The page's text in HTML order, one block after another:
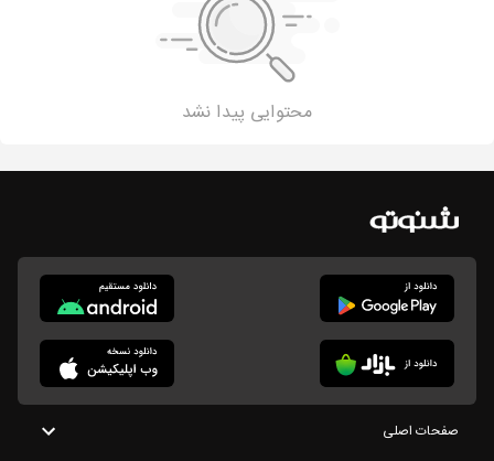
محتوایی پیدا نشد
صفحات اصلی